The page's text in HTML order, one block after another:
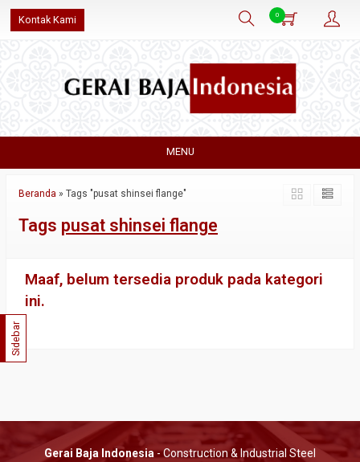
Kontak Kami 0
MENU
Beranda » Tags "pusat shinsei flange"
Tags pusat shinsei flange
Maaf, belum tersedia produk pada kategori
ini.
Sidebar
Gerai Baja Indonesia- Construction & Industrial Steel